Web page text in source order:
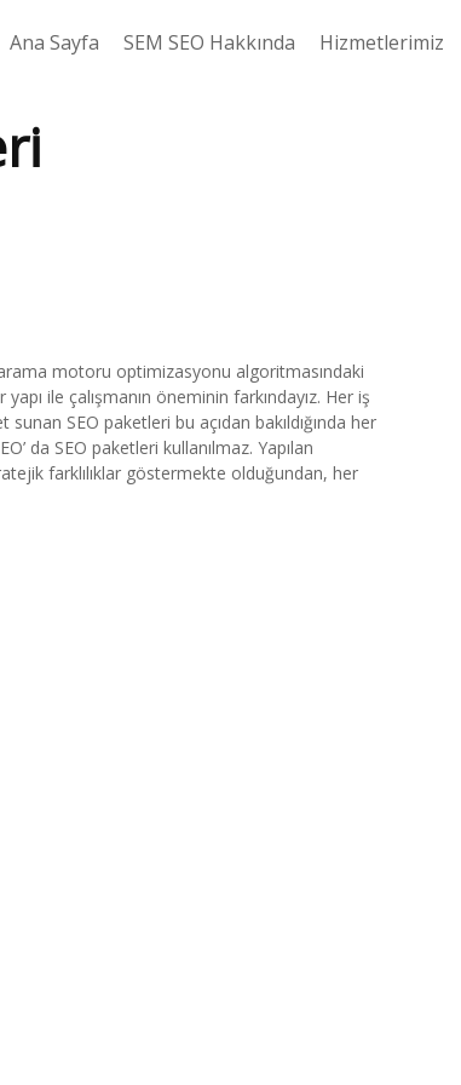
Ana Sayfa SEM SEO Hakkında Hizmetlerimiz
motoru optimizasyonu algoritmasındaki
ile çalışmanın öneminin farkındayız. Her iş
SEO paketleri bu açıdan bakıldığında her
da SEO paketleri kullanılmaz. Yapılan
farklılıklar göstermekte olduğundan, her